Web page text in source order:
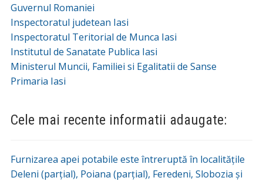
Guvernul Romaniei
Inspectoratul judetean Iasi
Inspectoratul Teritorial de Munca Iasi
Institutul de Sanatate Publica Iasi
Ministerul Muncii, Familiei si Egalitatii de Sanse
Primaria Iasi
Cele mai recente informatii adaugate:
Furnizarea apei potabile este întreruptă în localitățile
Deleni (parțial), Poiana (parțial), Feredeni, Slobozia și